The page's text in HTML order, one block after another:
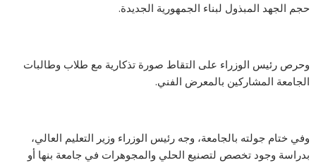
حجم الجهد المبذول لبناء الجمهورية الجديدة.
وحرص رئيس الوزراء على التقاط صورة تذكارية مع طلاب وطالبات
الجامعة المشاركين بالمعرض الفني.
وفي ختام جولته بالجامعة، وجه رئيس الوزراء وزير التعليم العالي،
بدراسة وجود تخصص لتصنيع الحلي والمجوهرات في جامعة بنها أو